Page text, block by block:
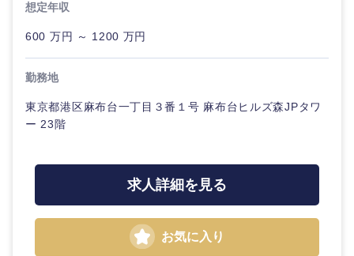
鹿児島県
想定年収
600 万円 ～ 1200 万円
勤務地
東京都港区麻布台一丁目３番１号 麻布台ヒルズ森JPタワ
ー 23階
求人詳細を見る
お気に入り